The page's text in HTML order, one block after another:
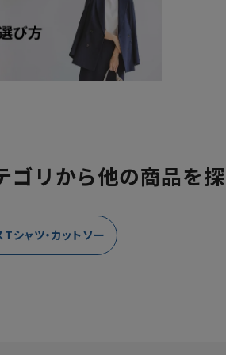
ゴリから他の商品を
Tシャツ・カットソー